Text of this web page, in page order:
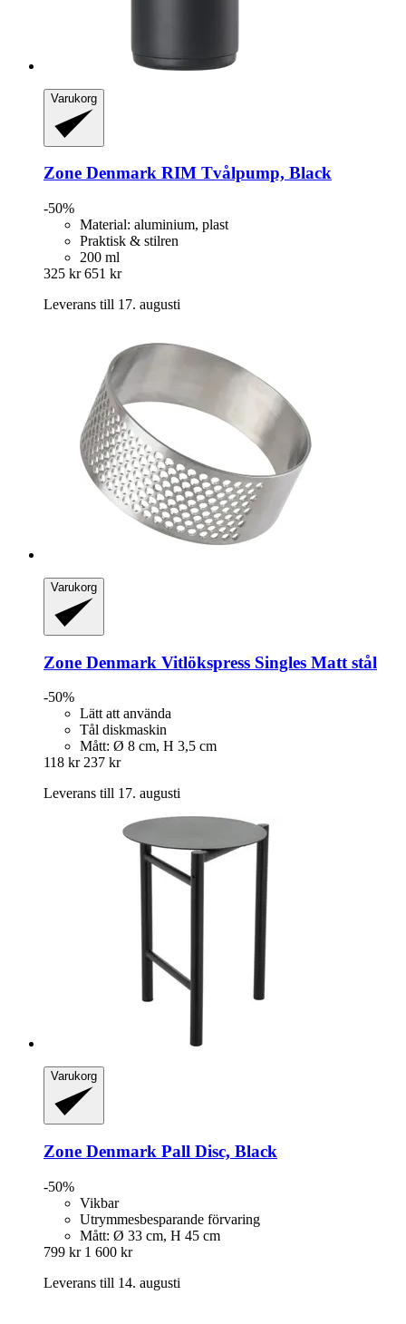
Varukorg
Zone Denmark RIM Tvålpump, Black
-50%
Material: aluminium, plast
Praktisk & stilren
200 ml
325 kr 651 kr
Leverans till 17. augusti
Varukorg
Zone Denmark Vitlökspress Singles Matt stål
-50%
Lätt att använda
Tål diskmaskin
Mått: Ø 8 cm, H 3,5 cm
118 kr 237 kr
Leverans till 17. augusti
Varukorg
Zone Denmark Pall Disc, Black
-50%
Vikbar
Utrymmesbesparande förvaring
Mått: Ø 33 cm, H 45 cm
799 kr 1 600 kr
Leverans till 14. augusti